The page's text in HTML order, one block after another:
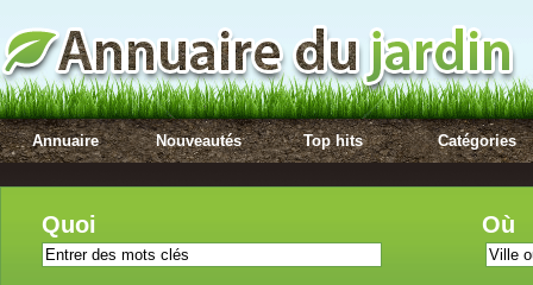
Annuaire Nouveautés Top hits Catégories
Quoi Où